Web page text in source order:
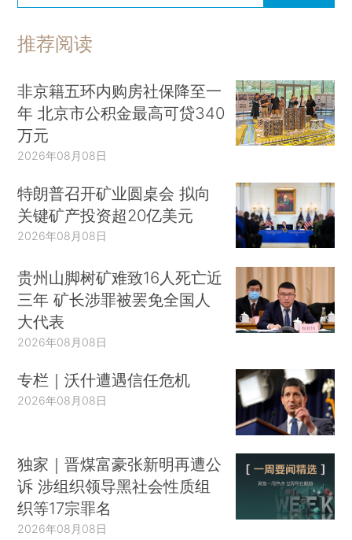
推荐阅读
非京籍五环内购房社保降至一
年 北京市公积金最高可贷340
万元
2026年08月08日
特朗普召开矿业圆桌会 拟向
关键矿产投资超20亿美元
2026年08月08日
贵州山脚树矿难致16人死亡近
三年 矿长涉罪被罢免全国人
大代表
2026年08月08日
专栏｜沃什遭遇信任危机
2026年08月08日
独家｜晋煤富豪张新明再遭公
诉 涉组织领导黑社会性质组
织等17宗罪名
2026年08月08日